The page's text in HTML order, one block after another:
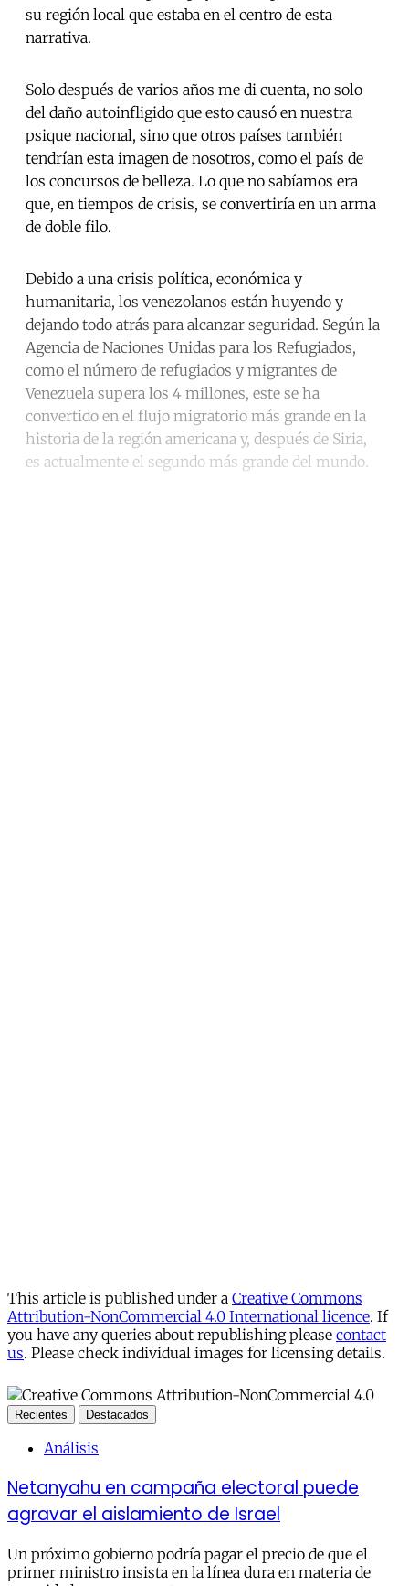
su región local que estaba en el centro de esta
narrativa.
Solo después de varios años me di cuenta, no solo
del daño autoinfligido que esto causó en nuestra
psique nacional, sino que otros países también
tendrían esta imagen de nosotros, como el país de
los concursos de belleza. Lo que no sabíamos era
que, en tiempos de crisis, se convertiría en un arma
de doble filo.
Debido a una crisis política, económica y
humanitaria, los venezolanos están huyendo y
dejando todo atrás para alcanzar seguridad. Según la
Agencia de Naciones Unidas para los Refugiados,
como el número de refugiados y migrantes de
Venezuela supera los 4 millones, este se ha
convertido en el flujo migratorio más grande en la
historia de la región americana y, después de Siria,
es actualmente el segundo más grande del mundo.
This article is published under a Creative Commons
Attribution-NonCommercial 4.0 International licence. If
you have any queries about republishing please contact
us. Please check individual images for licensing details.
Recientes Destacados
Análisis
Netanyahu en campaña electoral puede
agravar el aislamiento de Israel
Un próximo gobierno podría pagar el precio de que el
primer ministro insista en la línea dura en materia de